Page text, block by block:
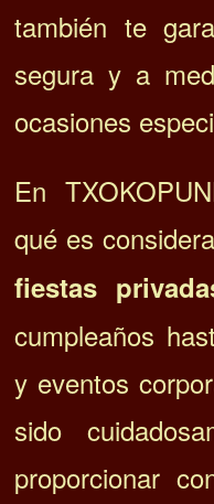
también te
segura y a
ocasiones
En
qué es
fiestas
cumpleaños
y eventos
sido
proporcionar